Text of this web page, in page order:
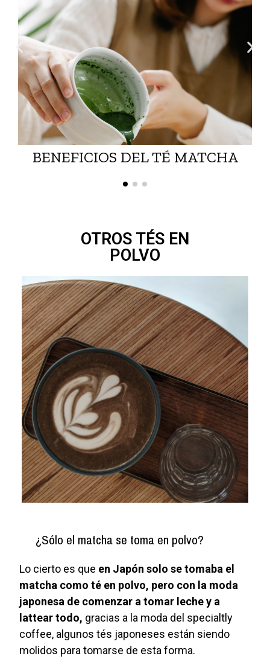
BENEFICIOS DEL TÉ MATCHA
OTROS TÉS EN
POLVO
¿Sólo el matcha se toma en polvo?
Lo cierto es que en Japón solo se tomaba el
matcha como té en polvo, pero con la moda
japonesa de comenzar a tomar leche y a
lattear todo, gracias a la moda del specialtly
coffee, algunos tés japoneses están siendo
molidos para tomarse de esta forma.